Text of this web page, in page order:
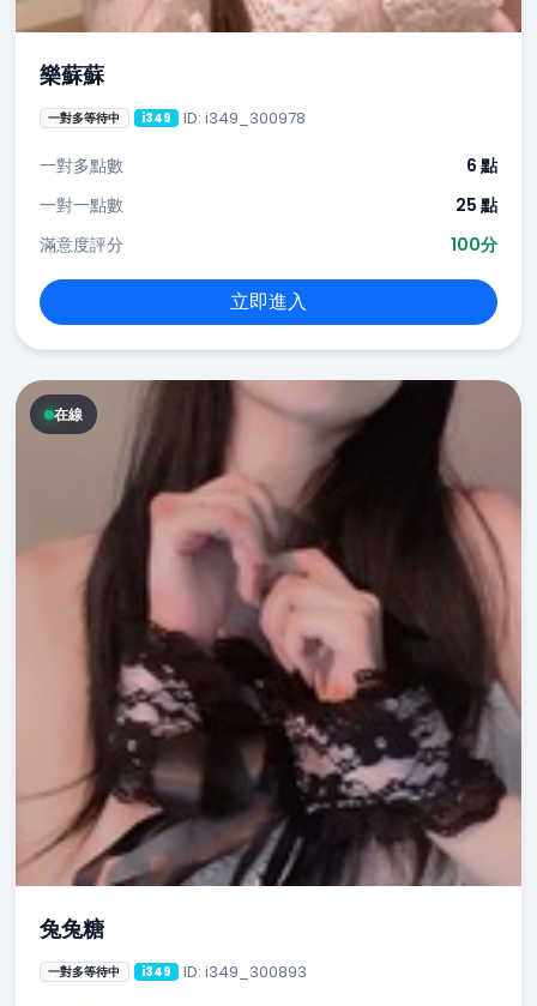
樂蘇蘇
一對多等待中 i349 ID: i349_300978
一對多點數
6 點
一對一點數
25 點
滿意度評分
100分
立即進入
在線
兔兔糖
一對多等待中 i349 ID: i349_300893